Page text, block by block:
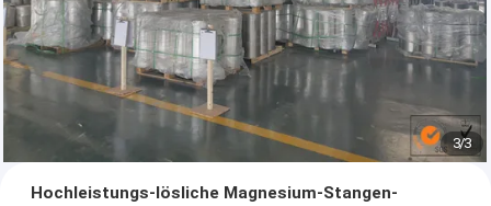
1/3
Hochleistungs-lösliche Magnesium-Stangen-